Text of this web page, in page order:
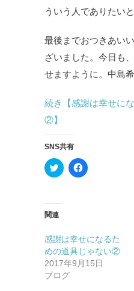
ういう人でありたいと
最後までおつきあい
ざいました。今日も
せますように。中島希
続き【感謝は幸せに
②】
SNS共有
ク
リ
て
t
t
e
r
で
共
F
a
共
有
す
る
に
関連
感謝は幸せになるた
めの道具じゃない②
2017年9月15日
ブログ